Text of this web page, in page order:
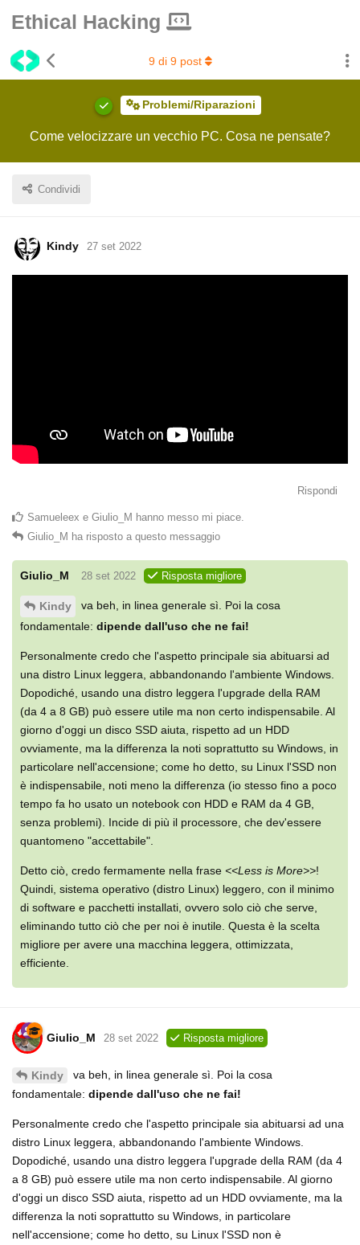
Ethical Hacking
Problemi/Riparazioni
Come velocizzare un vecchio PC. Cosa ne pensate?
Condividi
9di 9post
Kindy 27 set 2022
Rispondi
Samueleex e Giulio_M hanno messo mi piace
Giulio_M ha risposto a questo messaggio
Giulio_M 28 set 2022 Risposta migliore
Kindy
va beh, in linea generale sì. Poi la cosa
fondamentale: dipende dall'uso che ne fai!
Personalmente credo che l'aspetto principale sia abituarsi ad
una distro Linux leggera, abbandonando l'ambiente Windows.
Dopodiché, usando una distro leggera l'upgrade della RAM
(da 4 a 8 GB) può essere utile ma non certo indispensabile. Al
giorno d'oggi un disco SSD aiuta, rispetto ad un HDD
ovviamente, ma la differenza la noti soprattutto su Windows, in
particolare nell'accensione; come ho detto, su Linux l'SSD non
è indispensabile, noti meno la differenza (io stesso fino a poco
tempo fa ho usato un notebook con HDD e RAM da 4 GB,
senza problemi). Incide di più il processore, che dev'essere
quantomeno "accettabile".
Detto ciò, credo fermamente nella frase <<Less is More>>!
Quindi, sistema operativo (distro Linux) leggero, con il minimo
di software e pacchetti installati, ovvero solo ciò che serve,
eliminando tutto ciò che per noi è inutile. Questa è la scelta
migliore per avere una macchina leggera, ottimizzata,
efficiente.
Giulio_M 28 set 2022 Risposta migliore
Kindy
va beh, in linea generale sì. Poi la cosa
fondamentale: dipende dall'uso che ne fai!
Personalmente credo che l'aspetto principale sia abituarsi ad una
distro Linux leggera, abbandonando l'ambiente Windows.
Dopodiché, usando una distro leggera l'upgrade della RAM (da 4
a 8 GB) può essere utile ma non certo indispensabile. Al giorno
d'oggi un disco SSD aiuta, rispetto ad un HDD ovviamente, ma la
differenza la noti soprattutto su Windows, in particolare
nell'accensione; come ho detto, su Linux l'SSD non è